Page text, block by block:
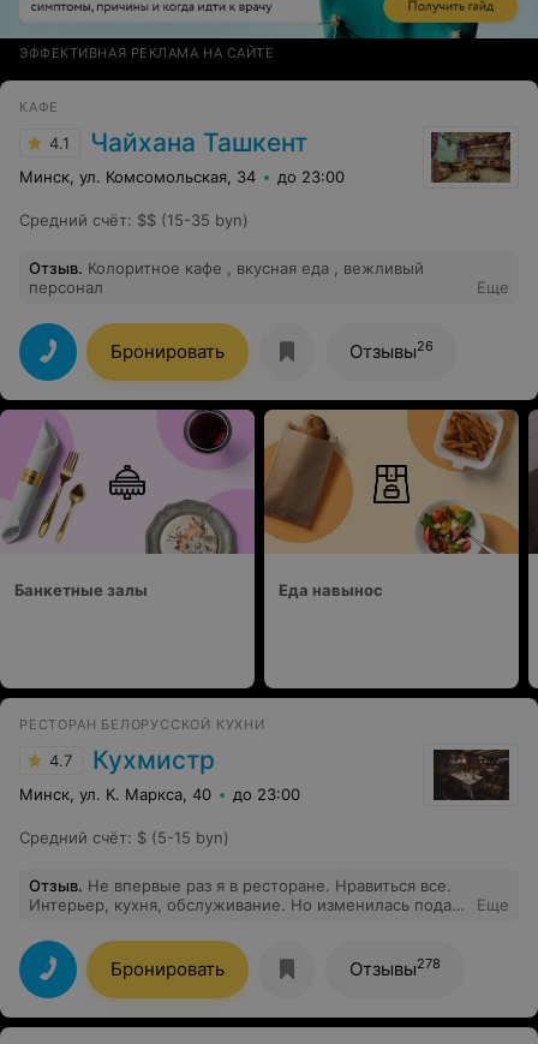
ЭФФЕКТИВНАЯ РЕКЛАМА НА САЙТЕ
КАФЕ
4.1 Чайхана Ташкент
Минск, ул. Комсомольская, 34 до 23:00
Средний счёт: $$ (15-35 byn)
Отзыв. Колоритное кафе , вкусная еда , вежливый
персонал
Еще
Бронировать Отзывы26
Банкетные залы Еда навынос
РЕСТОРАН БЕЛОРУССКОЙ КУХНИ
4.7 Кухмистр
Минск, ул. К. Маркса, 40 до 23:00
Средний счёт: $ (5-15 byn)
Отзыв. Не впервые раз я в ресторане. Нравиться все.
Интерьер, кухня, обслуживание. Но изменилась подача
оставили без внимания.и решили вопрос. Но все же
мой совет: он такой оранжевый этот чай и для него
нужна прозрачная посуда. Так ярче ...) Спасибо Вам!
Еще
Бронировать Отзывы278